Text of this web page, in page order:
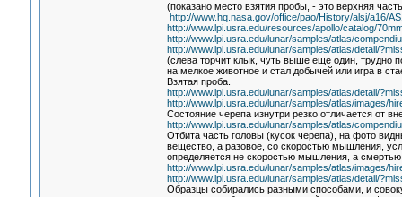
(показано место взятия пробы, - это верхняя
http://www.hq.nasa.gov/office/pao/History/alsj/a16/
http://www.lpi.usra.edu/resources/apollo/catalog/
http://www.lpi.usra.edu/lunar/samples/atlas/
http://www.lpi.usra.edu/lunar/samples/atlas/detail/
(слева торчит клык, чуть выше еще один, трудно
на мелкое животное и стал добычей или игра в
Взятая проба.
http://www.lpi.usra.edu/lunar/samples/atlas/detail/
http://www.lpi.usra.edu/lunar/samples/atlas/images/
Состояние черепа изнутри резко отличается от
http://www.lpi.usra.edu/lunar/samples/atlas/
Отбита часть головы (кусок черепа), на фото
вещество, а разовое, со скоростью мышления,
определяется не скоростью мышления, а смертью
http://www.lpi.usra.edu/lunar/samples/atlas/images/
http://www.lpi.usra.edu/lunar/samples/atlas/detail/
Образцы собирались разными способами, и